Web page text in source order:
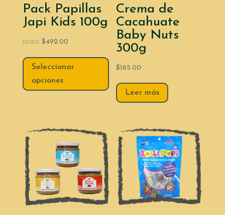
Pack Papillas
Japi Kids 100g
DESDE: $492.00
Seleccionar
opciones
Crema de
Cacahuate
Baby Nuts
300g
$165.00
Leer más